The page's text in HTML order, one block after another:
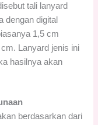
tali lanyard
dengan digital
1,5 cm
Lanyard jenis ini
hasilnya akan
berdasarkan dari